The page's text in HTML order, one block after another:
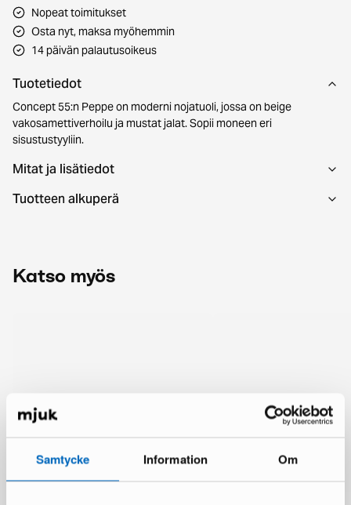
Samtycke Information Om
Nopeat toimitukset
Osta nyt, maksa myöhemmin
14 päivän palautusoikeus
Tuotetiedot
Concept 55:n Peppe on moderni nojatuoli, jossa on beige
vakosamettiverhoilu ja mustat jalat. Sopii moneen eri
sisustustyyliin.
Mitat ja lisätiedot
Tuotteen alkuperä
Katso myös